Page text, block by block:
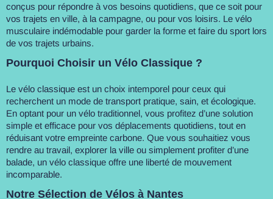
conçus pour répondre à vos besoins quotidiens, que ce soit pour
vos trajets en ville, à la campagne, ou pour vos loisirs. Le vélo
musculaire indémodable pour garder la forme et faire du sport lors
de vos trajets urbains.
Pourquoi Choisir un Vélo Classique ?
Le vélo classique est un choix intemporel pour ceux qui
recherchent un mode de transport pratique, sain, et écologique.
En optant pour un vélo traditionnel, vous profitez d’une solution
simple et efficace pour vos déplacements quotidiens, tout en
réduisant votre empreinte carbone. Que vous souhaitiez vous
rendre au travail, explorer la ville ou simplement profiter d’une
balade, un vélo classique offre une liberté de mouvement
incomparable.
Notre Sélection de Vélos à Nantes